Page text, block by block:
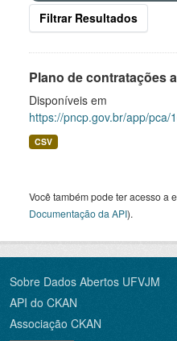
Filtrar Resultados
Plano de contratações
Disponíveis em
https://pncp.gov.br/app/pca/
CSV
Você também pode ter acesso a
Documentação da API).
Sobre Dados Abertos UFVJM
API do CKAN
Associação CKAN